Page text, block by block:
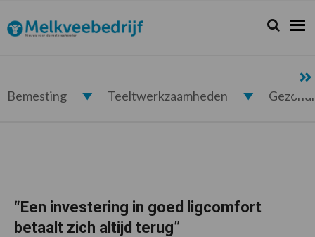
de
hoofdnavigatie
de
hoofd
de
eerste
de
voettekst
Melkveebedrijf.nl Zoeken...
Zoek
Bemesting Teeltwerkzaamheden
“Een investering in goed ligcomfort
betaalt zich altijd terug”